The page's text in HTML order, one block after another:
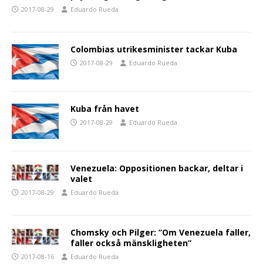
2017-08-29 Eduardo Rueda
Colombias utrikesminister tackar Kuba
2017-08-29 Eduardo Rueda
Kuba från havet
2017-08-29 Eduardo Rueda
Venezuela: Oppositionen backar, deltar i
valet
2017-08-29 Eduardo Rueda
Chomsky och Pilger: ”Om Venezuela faller,
faller också mänskligheten”
2017-08-16 Eduardo Rueda